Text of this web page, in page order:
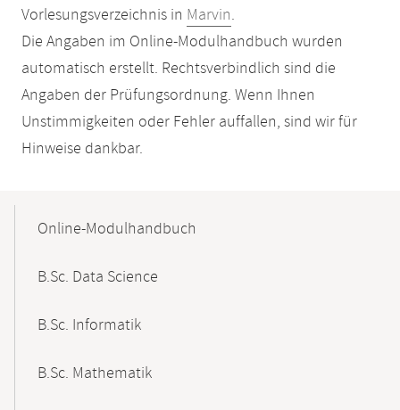
Vorlesungsverzeichnis in Marvin.
Die Angaben im Online-Modulhandbuch wurden
automatisch erstellt. Rechtsverbindlich sind die
Angaben der Prüfungsordnung. Wenn Ihnen
Unstimmigkeiten oder Fehler auffallen, sind wir für
Hinweise dankbar.
NavigationOnline-Modulhandbuch
B.Sc. Data Science
B.Sc. Informatik
B.Sc. Mathematik